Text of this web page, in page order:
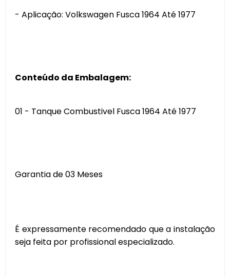
- Aplicação: Volkswagen Fusca 1964 Até 1977
Conteúdo da Embalagem:
01 - Tanque Combustivel Fusca 1964 Até 1977
Garantia de 03 Meses
É expressamente recomendado que a instalação
seja feita por profissional especializado.